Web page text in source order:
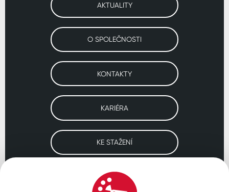
AKTUALITY
O SPOLEČNOSTI
KONTAKTY
KARIÉRA
KE STAŽENÍ
Navštivte naše pobočky